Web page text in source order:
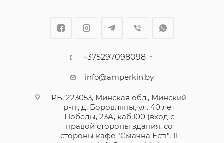
+375297098098
info@amperkin.by
РБ, 223053, Минская обл., Минский
р-н., д. Боровляны, ул. 40 лет
Победы, 23А, каб.100 (вход с
правой стороны здания, со
стороны кафе "Смачна Естi", 11